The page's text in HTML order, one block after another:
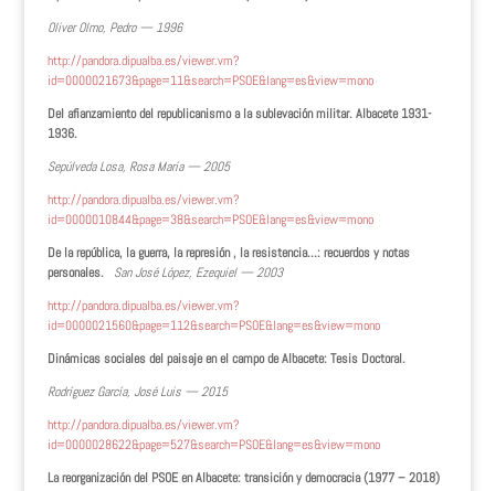
Oliver Olmo, Pedro — 1996
http://pandora.dipualba.es/viewer.vm?
id=0000021673&page=11&search=PSOE&lang=es&view=mono
Del afianzamiento del republicanismo a la sublevación militar. Albacete 1931-
1936.
Sepúlveda Losa, Rosa María — 2005
http://pandora.dipualba.es/viewer.vm?
id=0000010844&page=38&search=PSOE&lang=es&view=mono
De la república, la guerra, la represión , la resistencia…: recuerdos y notas
personales. San José López, Ezequiel — 2003
http://pandora.dipualba.es/viewer.vm?
id=0000021560&page=112&search=PSOE&lang=es&view=mono
Dinámicas sociales del paisaje en el campo de Albacete: Tesis Doctoral.
Rodríguez García, José Luis — 2015
http://pandora.dipualba.es/viewer.vm?
id=0000028622&page=527&search=PSOE&lang=es&view=mono
La reorganización del PSOE en Albacete: transición y democracia (1977 – 2018)